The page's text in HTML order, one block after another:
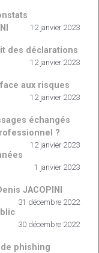
12 janvier 2023
des déclarations
12 janvier 2023
aux risques
12 janvier 2023
échangés
?
12 janvier 2023
1 janvier 2023
JACOPINI
31 décembre 2022
30 décembre 2022
phishing